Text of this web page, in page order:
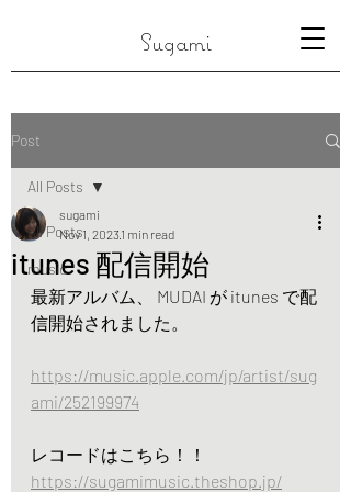
Sugami
Post
All Posts
music
All Posts
itunes 配信開始
sugami
Nov 1, 2023 1 min read
最新アルバム、 MUDAI が itunes で配
信開始されました。
https://music.apple.com/jp/artist/sug
ami/252199974
レコードはこちら！！
https://sugamimusic.theshop.jp/